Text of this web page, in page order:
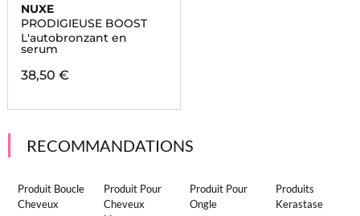
NUXE
PRODIGIEUSE BOOST
L'autobronzant en
serum
38,50 €
RECOMMANDATIONS
Produit Boucle
Cheveux
Produit Pour
Cheveux
Produit Pour
Ongle
Produits
Kerastase